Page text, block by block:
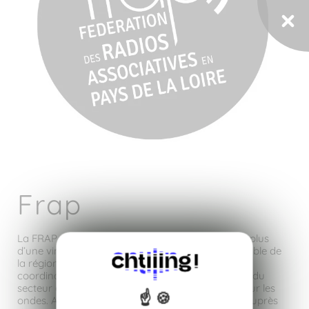
Frap
La FRAP est le réseau qui fédère et accompagne plus
d’une vingtaine de radios associatives sur l’ensemble de
la région Pays de la Loire. Véritable instance de
coordination, elle œuvre à la professionnalisation du
secteur et à la défense de la liberté d’expression sur les
ondes. Au-delà de sa mission de représentation auprès